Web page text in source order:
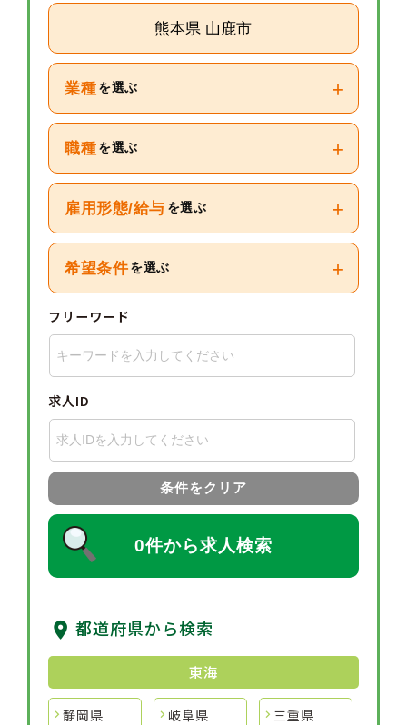
熊本県 山鹿市
業種 を選ぶ +
職種 を選ぶ +
雇用形態/給与 を選ぶ +
希望条件 を選ぶ +
フリーワード
求人ID
条件をクリア
0件から求人検索
都道府県から検索
東海
静岡県 岐阜県 三重県